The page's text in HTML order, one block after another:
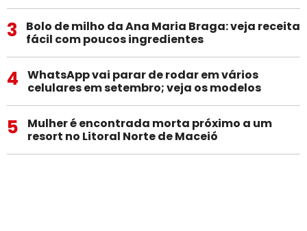
3
Bolo de milho da Ana Maria Braga: veja receita
fácil com poucos ingredientes
4
WhatsApp vai parar de rodar em vários
celulares em setembro; veja os modelos
5
Mulher é encontrada morta próximo a um
resort no Litoral Norte de Maceió